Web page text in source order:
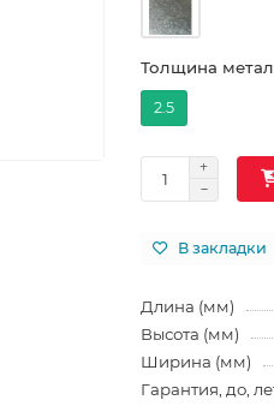
Толщина
2.5
В закладки
Длина (мм)
Высота (мм)
Ширина (мм)
Гарантия, до,